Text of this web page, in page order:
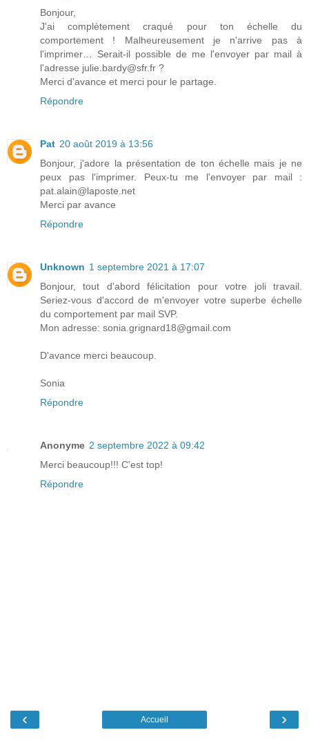
Bonjour,
J'ai complètement craqué pour ton échelle du
comportement ! Malheureusement je n'arrive pas à
l'imprimer… Serait-il possible de me l'envoyer par mail à
l'adresse julie.bardy@sfr.fr ?
Merci d'avance et merci pour le partage.
Répondre
Pat 20 août 2019 à 13:56
Bonjour, j'adore la présentation de ton échelle mais je ne
peux pas l'imprimer. Peux-tu me l'envoyer par mail :
pat.alain@laposte.net
Merci par avance
Répondre
Unknown 1 septembre 2021 à 17:07
Bonjour, tout d'abord félicitation pour votre joli travail.
Seriez-vous d'accord de m'envoyer votre superbe échelle
du comportement par mail SVP.
Mon adresse: sonia.grignard18@gmail.com
D'avance merci beaucoup.
Sonia
Répondre
Anonyme 2 septembre 2022 à 09:42
Merci beaucoup!!! C'est top!
Répondre
‹ ›
Accueil